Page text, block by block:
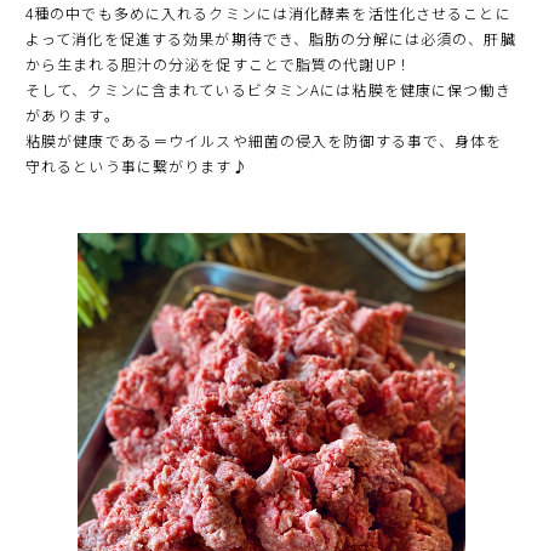
4種の中でも多めに入れるクミンには消化酵素を活性化させることに
よって消化を促進する効果が期待でき、脂肪の分解には必須の、肝臓
から生まれる胆汁の分泌を促すことで脂質の代謝UP！
そして、クミンに含まれているビタミンAには粘膜を健康に保つ働き
があります。
粘膜が健康である＝ウイルスや細菌の侵入を防御する事で、身体を
守れるという事に繋がります♪